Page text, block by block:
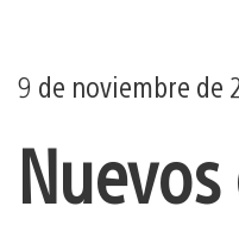
9 de noviembre de